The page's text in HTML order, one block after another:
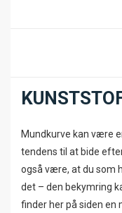
Mundkurve kan være
tendens til at bide
også være, at du som
det – den bekymring
finder her på siden en